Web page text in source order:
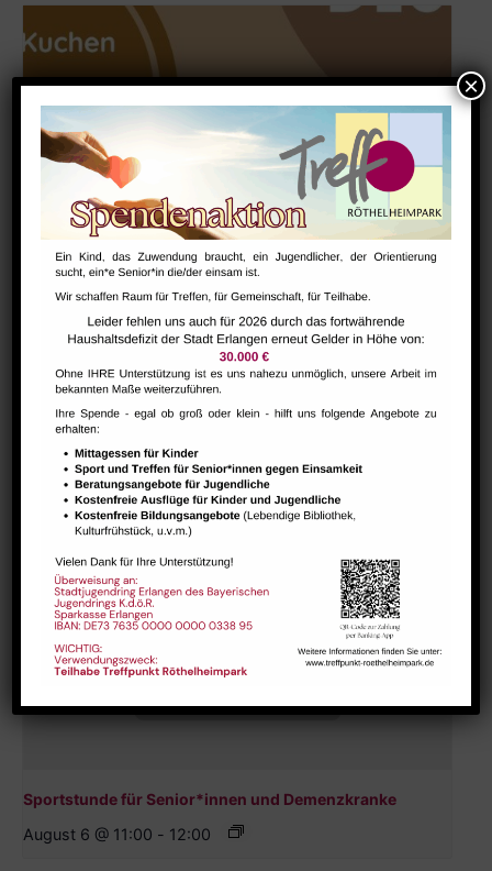
August 6 @ 10:00 - 11:30
Sportstunde für Senior*innen und Demenzkranke
August 6 @ 11:00 - 12:00